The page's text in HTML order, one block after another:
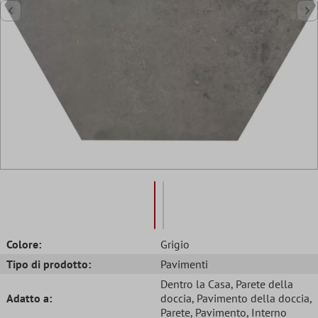
Colore:
Grigio
Tipo di prodotto:
Pavimenti
Adatto a:
Dentro la Casa, Parete della
doccia, Pavimento della doccia,
Parete, Pavimento, Interno